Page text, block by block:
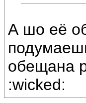
А шо её
обещана
:wicked: